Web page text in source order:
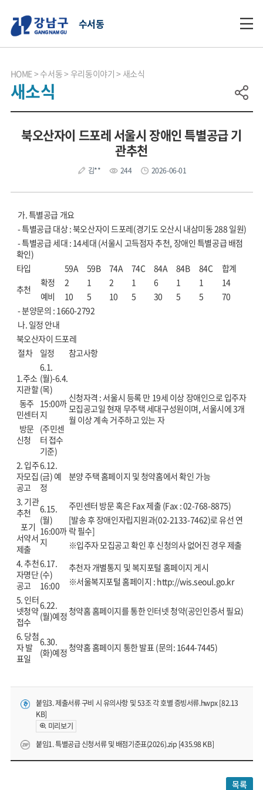
수서동
HOME 수서동 우리동이야기 새소식
새소식
북오산자이 드포레 서울시 장애인 특별공급 기
관추천
김** 244 2026-06-01
가. 특별공급 개요
- 특별공급 대상 : 북오산자이 드포레(경기도 오산시 내삼미동 288 일원)
- 특별공급 세대 : 14세대 (서울시 고득점자 추천, 장애인 특별공급 배점
확인)
타입
59A 59B 74A 74C 84A 84B 84C
합계
추천
확정 2 1 2 1 6 1 1
14
예비
10 5 10 5 30 5 5
70
- 분양문의 : 1660-2792
나. 일정 안내
북오산자이 드포레
절차
일정 참고사항
1.주소
지관할
동주
민센터
방문
신청
6.1.
(월)-6.4.
(목)
15:00까
지
(주민센
터 접수
기준)
신청자격 : 서울시 등록 만 19세 이상 장애인으로 입주자
모집공고일 현재 무주택 세대구성원이며, 서울시에 3개
월 이상 계속 거주하고 있는 자
2. 입주
자모집
공고
6.12.
(금) 예
정
분양 주택 홈페이지 및 청약홈에서 확인 가능
3. 기관
추천
포기
서약서
제출
6.15.
(월)
16:00까
지
주민센터 방문 혹은 Fax 제출 (Fax : 02-768-8875)
[발송 후 장애인자립지원과(02-2133-7462)로 유선 연
락 필수]
※입주자 모집공고 확인 후 신청의사 없어진 경우 제출
4. 추천
자명단
공고
6.17.
(수)
16:00
추천자 개별통지 및 복지포털 홈페이지 게시
※서울복지포털 홈페이지 : http://wis.seoul.go.kr
5. 인터
넷청약
접수
6.22.
(월)예정 청약홈 홈페이지를 통한 인터넷 청약(공인인증서 필요)
6. 당첨
자 발
표일
6.30.
(화)예정 청약홈 홈페이지 통한 발표 (문의: 1644-7445)
붙임3. 제출서류 구비 시 유의사항 및 53조 각 호별 증빙서류.hwpx [82.13
KB]
미리보기
붙임1. 특별공급 신청서류 및 배점기준표(2026).zip [435.98 KB]
목록